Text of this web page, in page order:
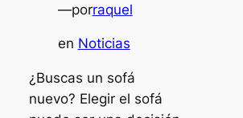
—porraquel
en Noticias
¿Buscas un sofá
nuevo? Elegir el sofá